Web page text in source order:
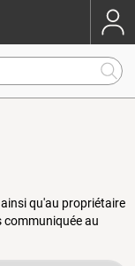
qu'au propriétaire
communiquée au